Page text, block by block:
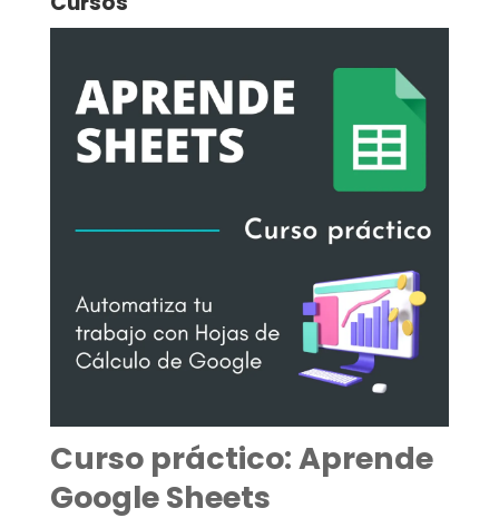
Curso práctico: Aprende
Google Sheets